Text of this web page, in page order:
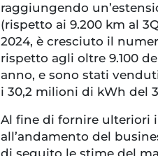
raggiungendo
(rispetto ai 9.200 km al
2024, è cresciuto il
rispetto agli oltre 9.100
anno, e sono stati
i 30,2 milioni di kWh del
Al fine di fornire ulteriori
all’andamento del
di seguito le stime del